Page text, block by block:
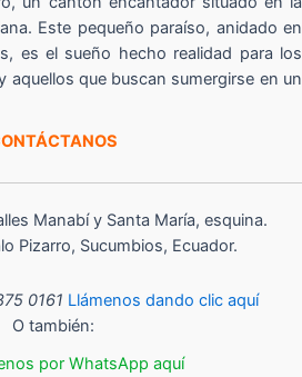
Este pequeño paraíso, anidado en
es el sueño hecho realidad para los
aquellos que buscan sumergirse en un
Manabí y Santa María, esquina.
Pizarro, Sucumbios, Ecuador.
0161 Llámenos dando clic aquí
O también:
por WhatsApp aquí